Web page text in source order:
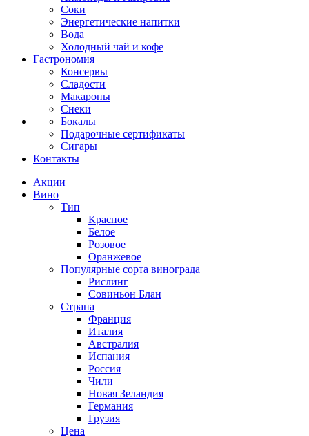
Соки
Энергетические напитки
Вода
Холодный чай и кофе
Гастрономия
Консервы
Сладости
Макароны
Снеки
Бокалы
Подарочные сертификаты
Сигары
Контакты
Акции
Вино
Тип
Красное
Белое
Розовое
Оранжевое
Популярные сорта винограда
Рислинг
Совиньон Блан
Страна
Франция
Италия
Австралия
Испания
Россия
Чили
Новая Зеландия
Германия
Грузия
Цена